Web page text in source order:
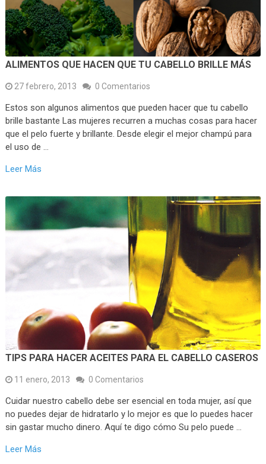
ALIMENTOS QUE HACEN QUE TU CABELLO BRILLE MÁS
27 febrero, 2013 0 Comentarios
Estos son algunos alimentos que pueden hacer que tu cabello
brille bastante Las mujeres recurren a muchas cosas para hacer
que el pelo fuerte y brillante. Desde elegir el mejor champú para
el uso de …
Leer Más
TIPS PARA HACER ACEITES PARA EL CABELLO CASEROS
11 enero, 2013 0 Comentarios
Cuidar nuestro cabello debe ser esencial en toda mujer, así que
no puedes dejar de hidratarlo y lo mejor es que lo puedes hacer
sin gastar mucho dinero. Aquí te digo cómo Su pelo puede …
Leer Más